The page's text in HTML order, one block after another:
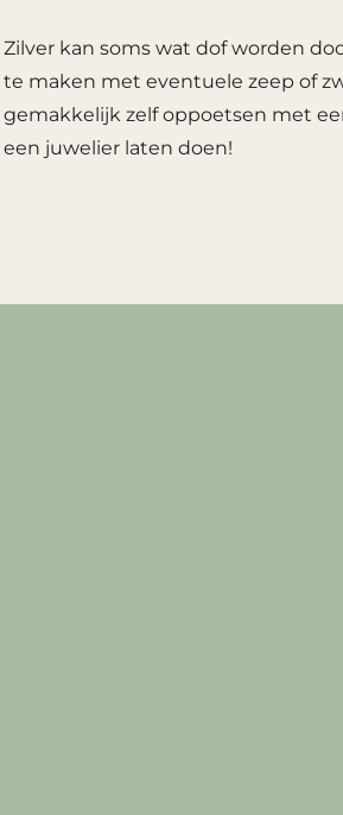
Zilver kan soms wat dof worden
te maken met eventuele zeep of
gemakkelijk zelf oppoetsen met
een juwelier laten doen!